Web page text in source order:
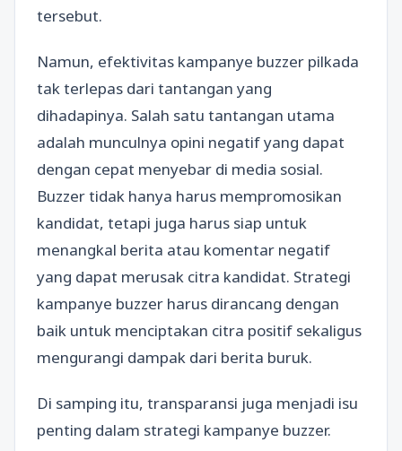
tersebut.
Namun, efektivitas kampanye buzzer pilkada
tak terlepas dari tantangan yang
dihadapinya. Salah satu tantangan utama
adalah munculnya opini negatif yang dapat
dengan cepat menyebar di media sosial.
Buzzer tidak hanya harus mempromosikan
kandidat, tetapi juga harus siap untuk
menangkal berita atau komentar negatif
yang dapat merusak citra kandidat. Strategi
kampanye buzzer harus dirancang dengan
baik untuk menciptakan citra positif sekaligus
mengurangi dampak dari berita buruk.
Di samping itu, transparansi juga menjadi isu
penting dalam strategi kampanye buzzer.